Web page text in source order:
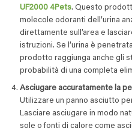
UF2000 4Pets. Questo
molecole odoranti dell’urina
direttamente sull’area e
istruzioni. Se l’urina è
prodotto raggiunga anche gli
probabilità di una completa
Asciugare accuratamente la
Utilizzare un panno asciutto
Lasciare asciugare in modo
sole o fonti di calore come